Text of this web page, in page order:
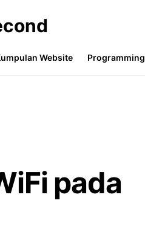
Website Programming
pada